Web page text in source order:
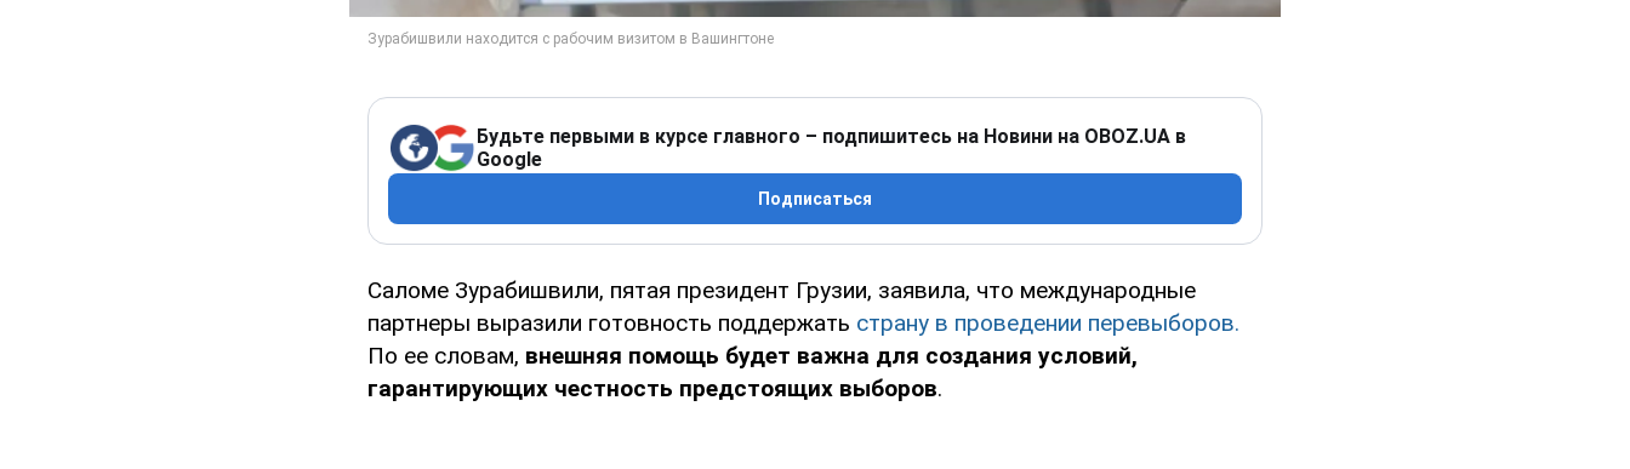
Будьте первыми в курсе главного – подпишитесь на Новини на OBOZ.UA в
Google
Подписаться
Саломе Зурабишвили, пятая президент Грузии, заявила, что международные
партнеры выразили готовность поддержать страну в проведении перевыборов.
По ее словам, внешняя помощь будет важна для создания условий,
гарантирующих честность предстоящих выборов.